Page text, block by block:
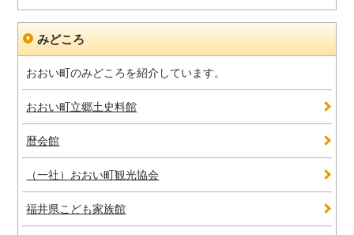
みどころ
おおい町のみどころを紹介しています。
おおい町立郷土史料館
暦会館
（一社）おおい町観光協会
福井県こども家族館